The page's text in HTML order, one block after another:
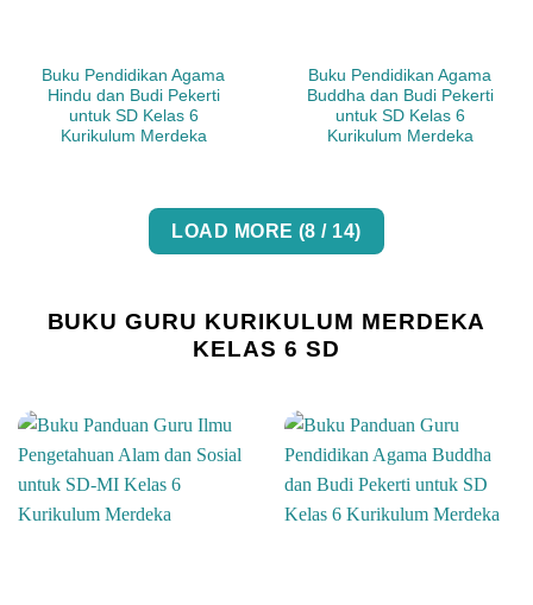
Buku Pendidikan Agama
Hindu dan Budi Pekerti
untuk SD Kelas 6
Kurikulum Merdeka
Buku Pendidikan Agama
Buddha dan Budi Pekerti
untuk SD Kelas 6
Kurikulum Merdeka
LOAD MORE (8 / 14)
BUKU GURU KURIKULUM MERDEKA
KELAS 6 SD